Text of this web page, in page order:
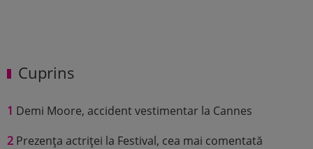
Cuprins
1 Demi Moore, accident vestimentar la Cannes
2 Prezența actriței la Festival, cea mai comentată